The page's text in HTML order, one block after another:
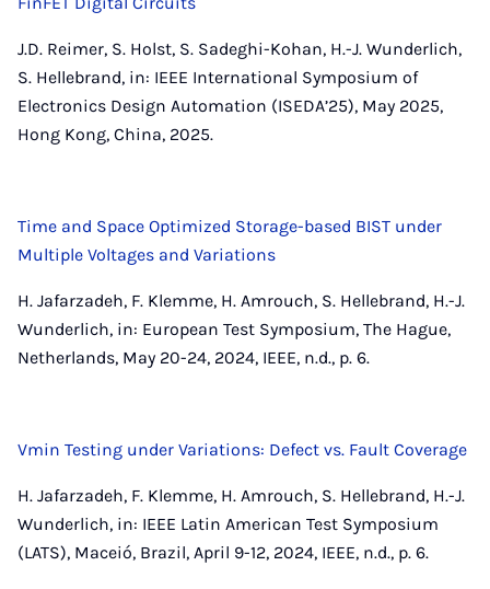
J.D. Reimer, S. Holst, S. Sadeghi-Kohan, H.-J. Wunderlich,
S. Hellebrand, in: IEEE International Symposium of
Electronics Design Automation (ISEDA’25), May 2025,
Hong Kong, China, 2025.
Time and Space Optimized Storage-based BIST under
Multiple Voltages and Variations
H. Jafarzadeh, F. Klemme, H. Amrouch, S. Hellebrand, H.-J.
Wunderlich, in: European Test Symposium, The Hague,
Netherlands, May 20-24, 2024, IEEE, n.d., p. 6.
Vmin Testing under Variations: Defect vs. Fault Coverage
H. Jafarzadeh, F. Klemme, H. Amrouch, S. Hellebrand, H.-J.
Wunderlich, in: IEEE Latin American Test Symposium
(LATS), Maceió, Brazil, April 9-12, 2024, IEEE, n.d., p. 6.